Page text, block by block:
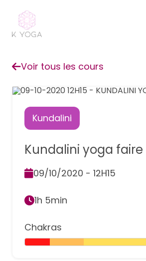
Voir tous les cours
Kundalini
Chakras
Kundalini yoga
09/10/2020 - 12H15
1h 5min